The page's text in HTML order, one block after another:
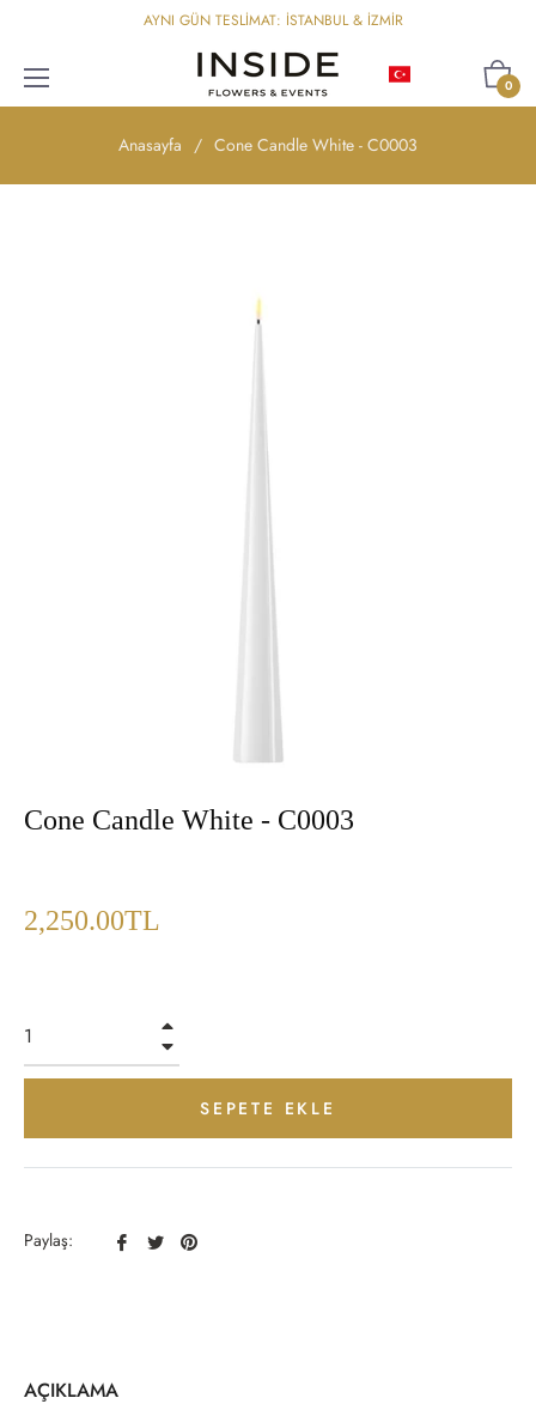
AYNI GÜN TESLİMAT: İSTANBUL & İZMİR
Sepet
0
Anasayfa / Cone Candle White - C0003
Cone Candle White - C0003
Fiyat
2,250.00TL
SEPETE EKLE
Paylaş:
Facebook
TwitterPinterest
AÇIKLAMA